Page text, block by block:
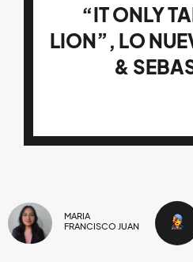
“IT ONLY
LION”, LO
&
MARIA
FRANCISCO JUAN